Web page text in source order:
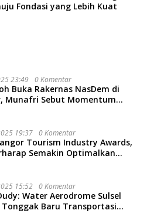
Fondasi yang Lebih Kuat
23:49 0 Komentar
Buka Rakernas NasDem di
Munafri Sebut Momentum
19:37 0 Komentar
Tourism Industry Awards,
Semakin Optimalkan
15:52 0 Komentar
Water Aerodrome Sulsel
Tonggak Baru Transportasi